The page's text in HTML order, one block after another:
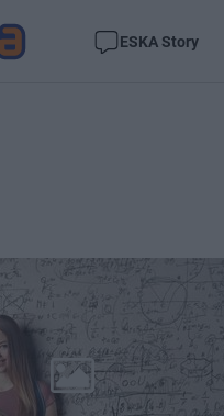
ESKA Story